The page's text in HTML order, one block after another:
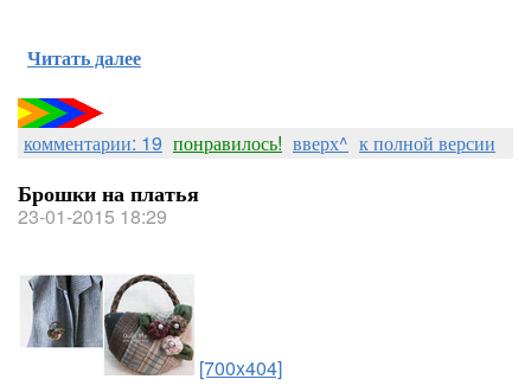
Читать далее
комментарии: 19 понравилось! вверх^ к полной версии
Брошки на платья
23-01-2015 18:29
[700x404]